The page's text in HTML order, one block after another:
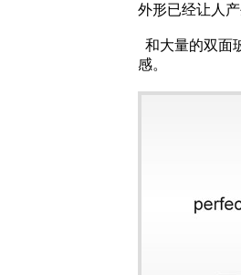
外形已经让人产
和大量的双面
感。